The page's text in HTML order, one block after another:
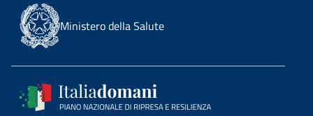
Ministero della Salute